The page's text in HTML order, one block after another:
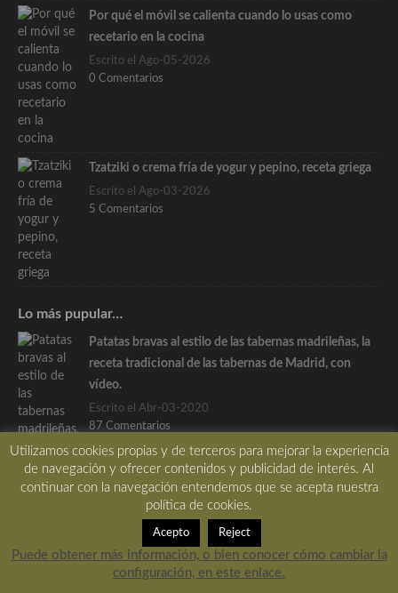
Por qué el móvil se calienta cuando lo usas como
recetario en la cocina
Escrito el Ago-05-2026
0 Comentarios
Tzatziki o crema fría de yogur y pepino, receta griega
Escrito el Ago-03-2026
5 Comentarios
Lo más pupular…
Patatas bravas al estilo de las tabernas madrileñas, la
receta tradicional de las tabernas de Madrid, con
vídeo.
Escrito el Abr-03-2020
87 Comentarios
El ajo negro, todo lo que necesitas saber para su buen
Utilizamos cookies propias y de terceros para mejorar la experiencia
de navegación y ofrecer contenidos y publicidad de interés. Al
continuar con la navegación entendemos que se acepta nuestra
política de cookies.
Acepto Reject
Puede obtener más información, o bien conocer cómo cambiar la
configuración, en este enlace.